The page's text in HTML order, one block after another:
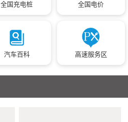
全国充电桩 全国电价
汽车百科 高速服务区